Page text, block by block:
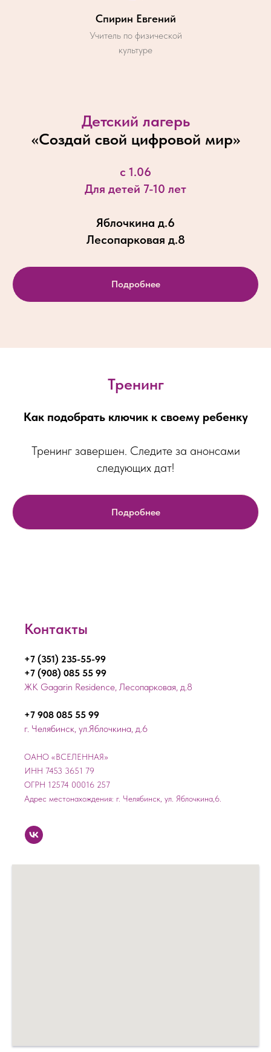
Спирин Евгений
Учитель по физической
культуре
Детский лагерь
«Создай свой цифровой мир»
с 1.06
Для детей 7-10 лет
Яблочкина д.6
Лесопарковая д.8
Подробнее
Тренинг
Как подобрать ключик к своему ребенку
Тренинг завершен. Следите за анонсами
следующих дат!
Подробнее
Контакты
+7 (351) 235-55-99
+7 (908) 085 55 99
ЖК Gagarin Residence, Лесопарковая, д.8
+7 908 085 55 99
г. Челябинск, ул.Яблочкина, д.6
ОАНО «ВСЕЛЕННАЯ»
ИНН 7453 3651 79
ОГРН 12574 00016 257
Адрес местонахождения: г. Челябинск, ул. Яблочкина,6.